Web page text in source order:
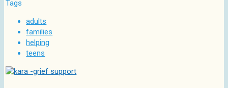
Tags
adults
families
helping
teens